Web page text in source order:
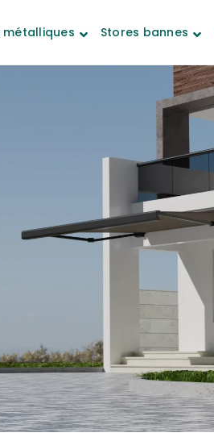
métalliques Stores bannes